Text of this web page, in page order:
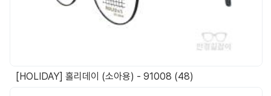
[HOLIDAY] 홀리데이 (소아용) - 91008 (48)